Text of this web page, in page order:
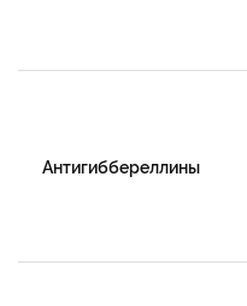
Антигиббереллины